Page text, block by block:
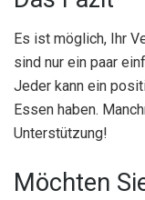
Es ist möglich, Ihr
sind nur ein paar
Jeder kann ein
Essen haben.
Unterstützung!
Möchten